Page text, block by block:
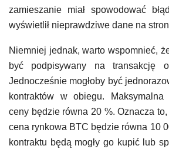
zamieszanie miał spowodować
wyświetlił nieprawdziwe dane na
Niemniej jednak, warto wspomnieć,
być podpisywany na transakcję
Jednocześnie mogłoby być
kontraktów w obiegu. Maksymalna
ceny będzie równa 20 %. Oznacza
cena rynkowa BTC będzie równa 10
kontraktu będą mogły go kupić lub